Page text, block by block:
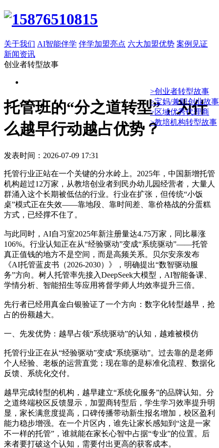
关于我们 AI智能伴学 伴学加盟亮点 六大加盟优势 案例见证
新闻资讯
创业者转型故事
>创业者转型故事
>宝妈/兼职创业故事
>区域优秀代理商
>教培机构转型故事
托管班的“分之道转型”，为什
么越早行动越占优势？
发表时间：2026-07-09 17:31
托管行业正站在一个关键的分水岭上。2025年，中国新增托管
机构超过12万家，从教培创业者到民办幼儿园经营者，大量人
群涌入这个长期被低估的行业。行业在扩张，但传统“小饭
桌”模式正在失效——靠地段、靠时间差、靠价格战的分蛋糕
方式，已经撑不住了。
与此同时，AI自习室2025年新注册量达4.75万家，同比暴涨
106%。行业认知正在从“经验驱动”变成“系统驱动”——托管
真正值钱的地方不是空间，而是高频关系。贝尔安亲发布
《AI托管蓝皮书（2026-2030）》，明确提出“数智驱动服
务”方向。树人托管率先接入DeepSeek大模型，AI智能备课、
学情分析、智能招生等应用将督学师人均效率提升三倍。
先行者已经用真金白银验证了一个方向：数字化转型越早，抢
占的份额越大。
一、先发优势：越早占领“系统驱动”的认知，越难被模仿
托管行业正在从“经验驱动”变成“系统驱动”。过去靠的是老师
个人经验、老板的运营直觉；现在靠的是标准化流程、数据化
反馈、系统化交付。
越早完成转型的机构，越早建立“系统化服务”的品牌认知。分
之道终端校区反馈显示，加盟商转型后，学生学习效率提升明
显，家长满意度提高，口碑传播带动新生报名增加，校区盈利
能力稳步增强。在一个片区内，谁先让家长感知到“这是一家
不一样的托管”，谁就能在家长心智中占据“专业”的位置。后
来者要打破这个认知，需要付出更高的获客成本。